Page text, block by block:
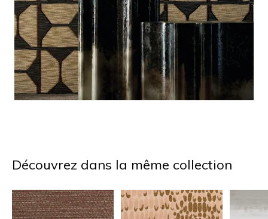
Découvrez dans la même collection